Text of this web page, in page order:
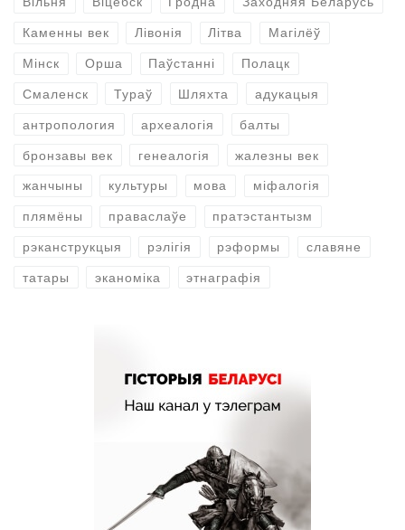
Каменны век Лівонія Літва Магілёў
Мінск Орша Паўстанні Полацк
Смаленск Тураў Шляхта адукацыя
антропология археалогія балты
бронзавы век генеалогія жалезны век
жанчыны культуры мова міфалогія
плямёны праваслаўе пратэстантызм
рэканструкцыя рэлігія рэформы славяне
татары эканоміка этнаграфія